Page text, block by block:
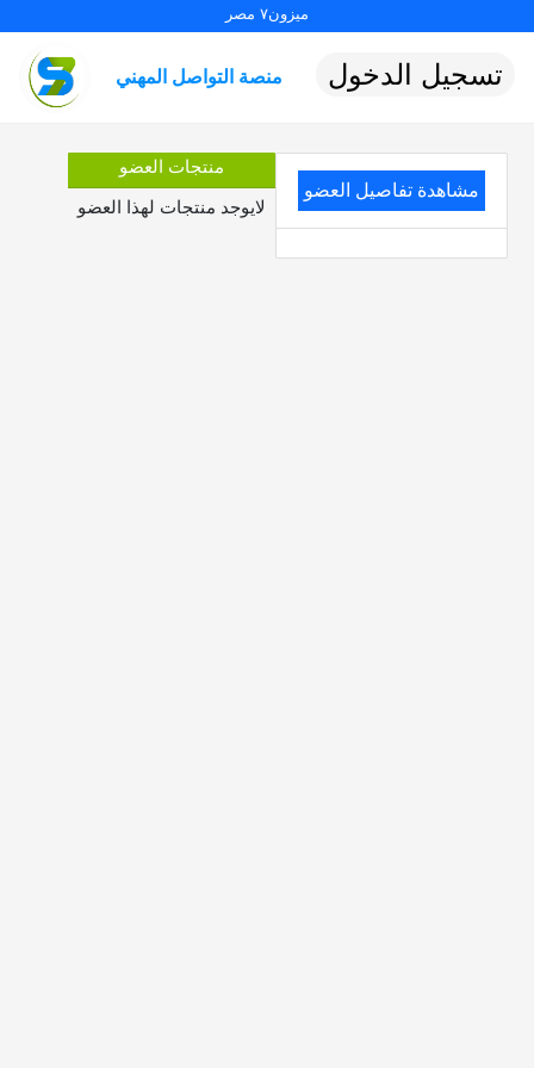
ميزون٧ مصر
منصة التواصل المهني تسجيل الدخول
مشاهدة تفاصيل العضو
منتجات العضو
لايوجد منتجات لهذا العضو